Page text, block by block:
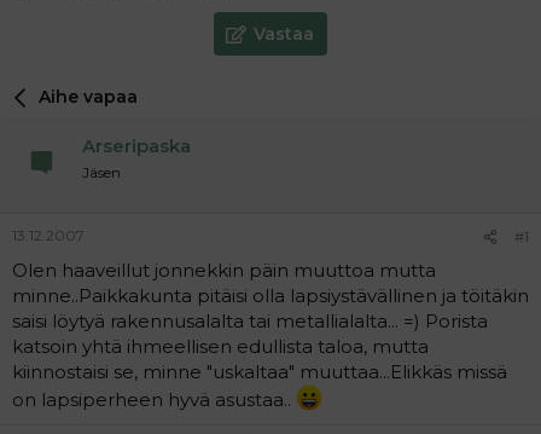
e
t
n
a
l
o
i
t
t
a
i
i
s
t
i
Vastaa
Aihe vapaa
Arseripaska
Jäsen
13.12.2007 #1
Olen haaveillut jonnekkin päin muuttoa mutta
minne..Paikkakunta pitäisi olla lapsiystävällinen ja töitäkin
saisi löytyä rakennusalalta tai metallialalta... =) Porista
katsoin yhtä ihmeellisen edullista taloa, mutta
kiinnostaisi se, minne "uskaltaa" muuttaa...Elikkäs missä
on lapsiperheen hyvä asustaa..